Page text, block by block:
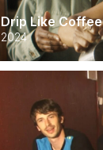
Drip Like Coffee
2024